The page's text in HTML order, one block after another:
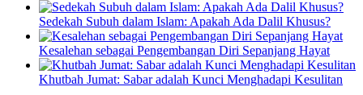
Sedekah Subuh dalam Islam: Apakah Ada Dalil Khusus?
Kesalehan sebagai Pengembangan Diri Sepanjang Hayat
Khutbah Jumat: Sabar adalah Kunci Menghadapi Kesulitan